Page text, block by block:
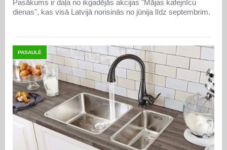
Pasākums ir daļa no ikgadējās akcijas "Mājas kafejnīcu
dienas", kas visā Latvijā norisinās no jūnija līdz septembrim.
PASAULĒ